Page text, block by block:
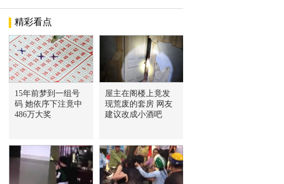
精彩看点
15年前梦到一组号
码 她依序下注竟中
486万大奖
屋主在阁楼上竟发
现荒废的套房 网友
建议改成小酒吧